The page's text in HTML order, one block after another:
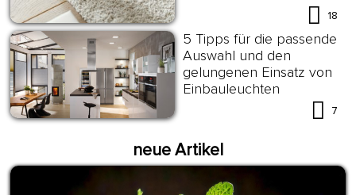
18
5 Tipps für die passende
Auswahl und den
gelungenen Einsatz von
Einbauleuchten
7
neue Artikel